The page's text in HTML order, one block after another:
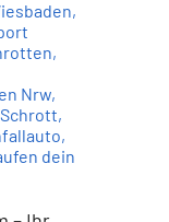
,
,
Nrw,
Schrott,
,
dein